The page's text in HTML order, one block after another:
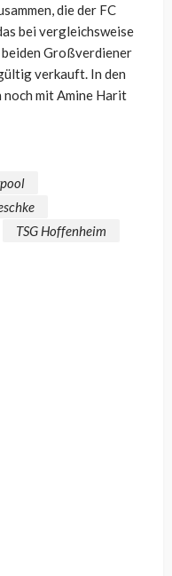
die der FC
bei vergleichsweise
Großverdiener
verkauft. In den
noch mit Amine Harit
TSG Hoffenheim